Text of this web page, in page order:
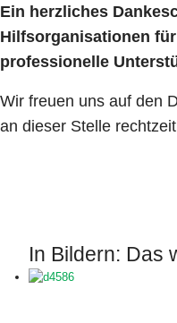
Ein herzliches
Hilfsorganisationen
professionelle
Wir freuen uns auf den
an dieser Stelle
In Bildern: Das